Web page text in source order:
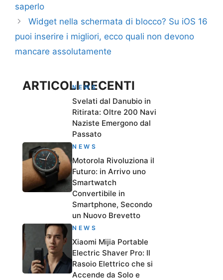
saperlo
Widget nella schermata di blocco? Su iOS 16
puoi inserire i migliori, ecco quali non devono
mancare assolutamente
ARTICOLI RECENTI
NEWS
Svelati dal Danubio in
Ritirata: Oltre 200 Navi
Naziste Emergono dal
Passato
NEWS
Motorola Rivoluziona il
Futuro: in Arrivo uno
Smartwatch
Convertibile in
Smartphone, Secondo
un Nuovo Brevetto
NEWS
Xiaomi Mijia Portable
Electric Shaver Pro: Il
Rasoio Elettrico che si
Accende da Solo e